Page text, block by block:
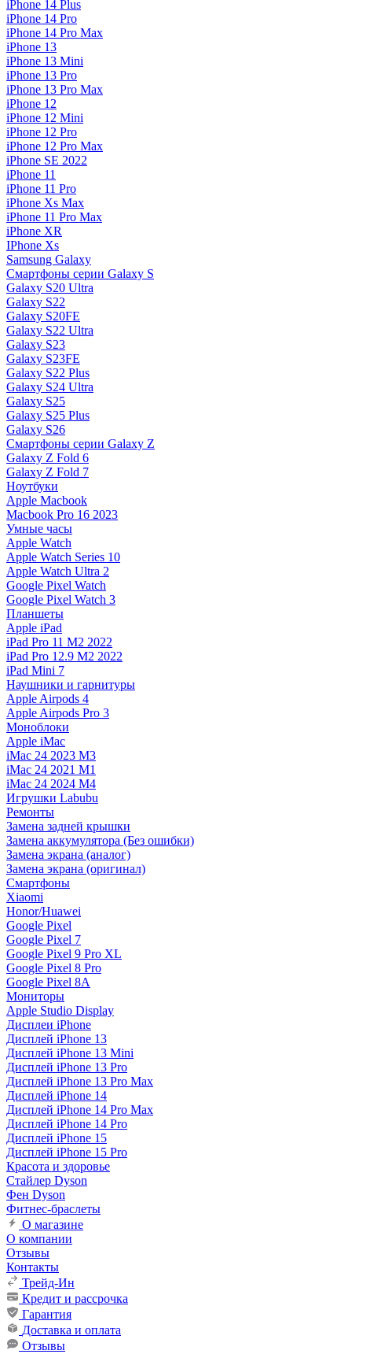
iPhone 14 Plus
iPhone 14 Pro
iPhone 14 Pro Max
iPhone 13
iPhone 13 Mini
iPhone 13 Pro
iPhone 13 Pro Max
iPhone 12
iPhone 12 Mini
iPhone 12 Pro
iPhone 12 Pro Max
iPhone SE 2022
iPhone 11
iPhone 11 Pro
iPhone Xs Max
iPhone 11 Pro Max
iPhone XR
IPhone Xs
Samsung Galaxy
Смартфоны серии Galaxy S
Galaxy S20 Ultra
Galaxy S22
Galaxy S20FE
Galaxy S22 Ultra
Galaxy S23
Galaxy S23FE
Galaxy S22 Plus
Galaxy S24 Ultra
Galaxy S25
Galaxy S25 Plus
Galaxy S26
Смартфоны серии Galaxy Z
Galaxy Z Fold 6
Galaxy Z Fold 7
Ноутбуки
Apple Macbook
Macbook Pro 16 2023
Умные часы
Apple Watch
Apple Watch Series 10
Apple Watch Ultra 2
Google Pixel Watch
Google Pixel Watch 3
Планшеты
Apple iPad
iPad Pro 11 M2 2022
iPad Pro 12.9 M2 2022
iPad Mini 7
Наушники и гарнитуры
Apple Airpods 4
Apple Airpods Pro 3
Моноблоки
Apple iMac
iMac 24 2023 M3
iMac 24 2021 M1
iMac 24 2024 M4
Игрушки Labubu
Ремонты
Замена задней крышки
Замена аккумулятора (Без ошибки)
Замена экрана (аналог)
Замена экрана (оригинал)
Смартфоны
Xiaomi
Honor/Huawei
Google Pixel
Google Pixel 7
Google Pixel 9 Pro XL
Google Pixel 8 Pro
Google Pixel 8A
Мониторы
Apple Studio Display
Дисплеи iPhone
Дисплей iPhone 13
Дисплей iPhone 13 Mini
Дисплей iPhone 13 Pro
Дисплей iPhone 13 Pro Max
Дисплей iPhone 14
Дисплей iPhone 14 Pro Max
Дисплей iPhone 14 Pro
Дисплей iPhone 15
Дисплей iPhone 15 Pro
Красота и здоровье
Стайлер Dyson
Фен Dyson
Фитнес-браслеты
О магазине
О компании
Отзывы
Контакты
Трейд-Ин
Кредит и рассрочка
Гарантия
Доставка и оплата
Отзывы